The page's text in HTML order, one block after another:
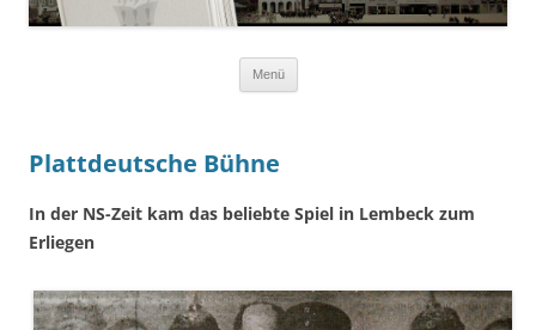
Menü
Plattdeutsche Bühne
In der NS-Zeit kam das beliebte Spiel in Lembeck zum
Erliegen